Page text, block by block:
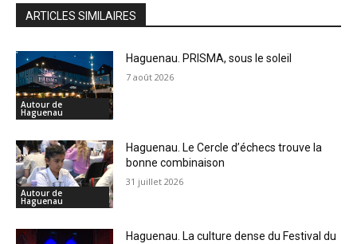
ARTICLES SIMILAIRES
Autour de
Haguenau
Haguenau. PRISMA, sous le soleil
7 août 2026
Autour de
Haguenau
Haguenau. Le Cercle d’échecs trouve la
bonne combinaison
31 juillet 2026
Haguenau. La culture dense du Festival du